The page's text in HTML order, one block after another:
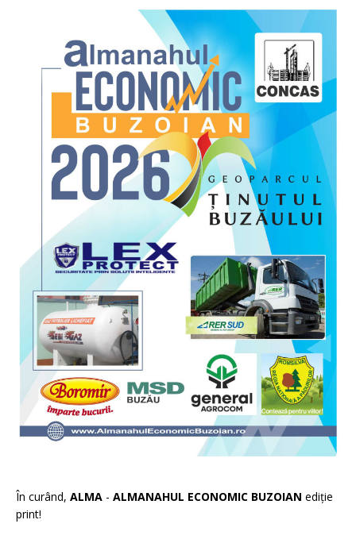
În curând, ALMA - ALMANAHUL ECONOMIC BUZOIAN ediție
print!